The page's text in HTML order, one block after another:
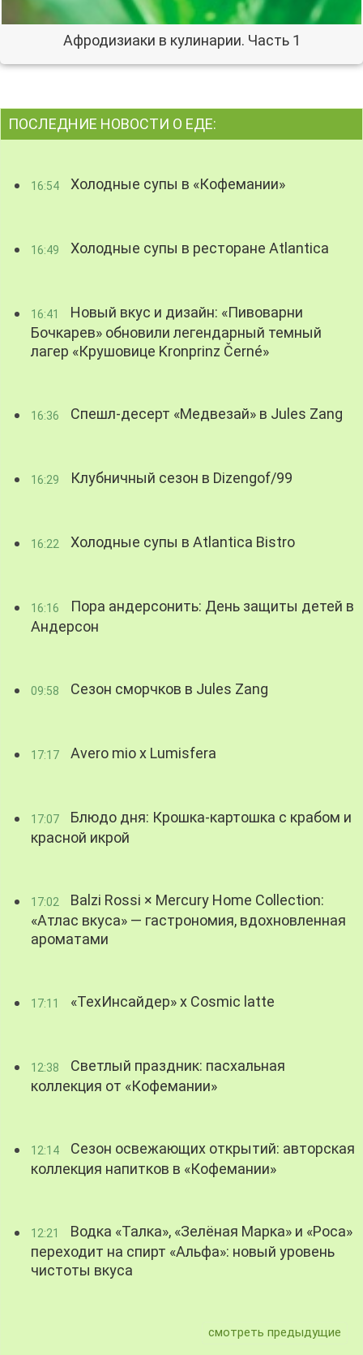
Афродизиаки в кулинарии. Часть 1
ПОСЛЕДНИЕ НОВОСТИ О ЕДЕ:
16:54 Холодные супы в «Кофемании»
16:49 Холодные супы в ресторане Atlantica
16:41
Новый вкус и дизайн: «Пивоварни
Бочкарев» обновили легендарный темный
лагер «Крушовице Kronprinz Černé»
16:36 Спешл-десерт «Медвезай» в Jules Zang
16:29 Клубничный сезон в Dizengof/99
16:22 Холодные супы в Atlantica Bistro
16:16
Пора андерсонить: День защиты детей в
Андерсон
09:58 Сезон сморчков в Jules Zang
17:17 Avero mio x Lumisfera
17:07
Блюдо дня: Крошка-картошка с крабом и
красной икрой
17:02
Balzi Rossi × Mercury Home Collection:
«Атлас вкуса» — гастрономия, вдохновленная
ароматами
17:11 «ТехИнсайдер» х Cosmic latte
12:38
Светлый праздник: пасхальная
коллекция от «Кофемании»
12:14
Сезон освежающих открытий: авторская
коллекция напитков в «Кофемании»
12:21
Водка «Талка», «Зелёная Марка» и «Роса»
переходит на спирт «Альфа»: новый уровень
чистоты вкуса
смотреть предыдущие